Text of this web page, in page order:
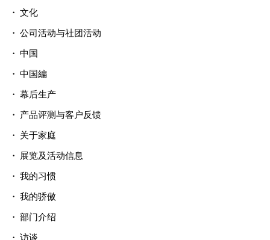
文化
公司活动与社团活动
中国
中国編
幕后生产
产品评测与客户反馈
关于家庭
展览及活动信息
我的习惯
我的骄傲
部门介绍
访谈